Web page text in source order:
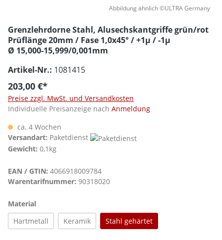
Abbildung ähnlich ©ULTRA Germany
Grenzlehrdorne Stahl, Alusechskantgriffe grün/rot
Prüflänge 20mm / Fase 1,0x45° / +1µ / -1µ
Ø 15,000-15,999/0,001mm
Artikel-Nr.: 1081415
203,00 €*
Preise zzgl. MwSt. und Versandkosten
Individuelle Preisanzeige nach Anmeldung
ca. 4 Wochen
Versandart: Paketdienst
Gewicht: 0,1kg
EAN / GTIN: 4066918009784
Warentarifnummer: 90318020
Materialauswählen
Hartmetall
Keramik Stahl gehärtet